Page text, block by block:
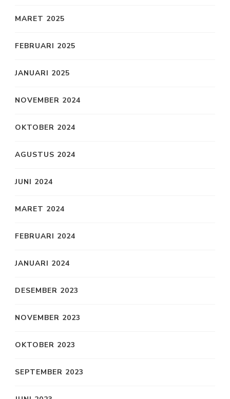
MARET 2025
FEBRUARI 2025
JANUARI 2025
NOVEMBER 2024
OKTOBER 2024
AGUSTUS 2024
JUNI 2024
MARET 2024
FEBRUARI 2024
JANUARI 2024
DESEMBER 2023
NOVEMBER 2023
OKTOBER 2023
SEPTEMBER 2023